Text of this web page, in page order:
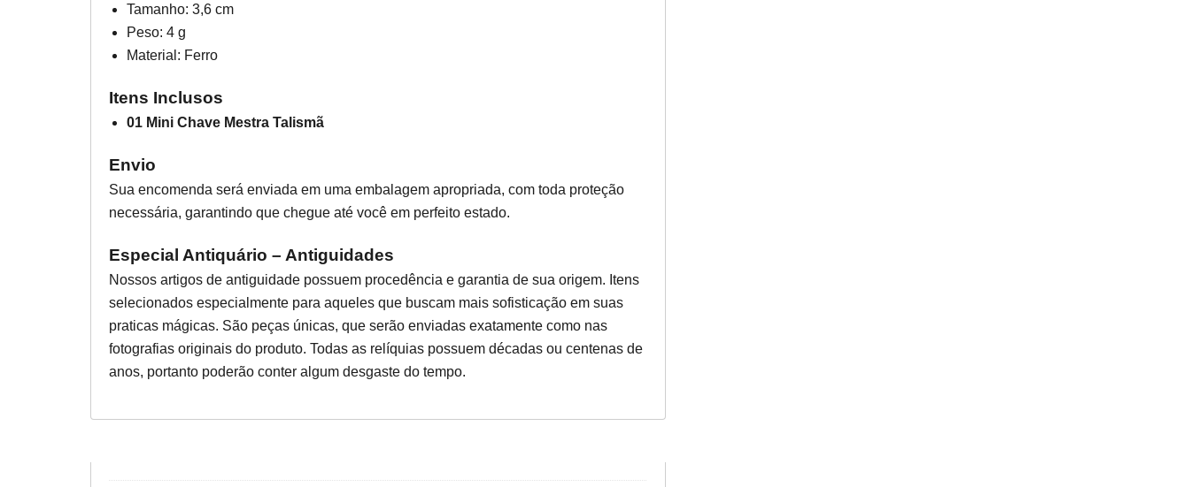
Tamanho: 3,6 cm
Peso: 4 g
Material: Ferro
Itens Inclusos
01 Mini Chave Mestra Talismã
Envio
Sua encomenda será enviada em uma embalagem apropriada, com toda proteção
necessária, garantindo que chegue até você em perfeito estado.
Especial Antiquário – Antiguidades
Nossos artigos de antiguidade possuem procedência e garantia de sua origem. Itens
selecionados especialmente para aqueles que buscam mais sofisticação em suas
praticas mágicas. São peças únicas, que serão enviadas exatamente como nas
fotografias originais do produto. Todas as relíquias possuem décadas ou centenas de
anos, portanto poderão conter algum desgaste do tempo.